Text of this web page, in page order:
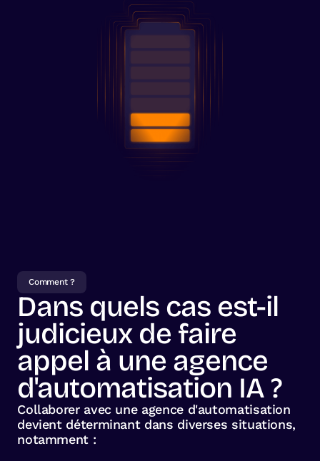
Comment ?
Dans quels cas est-il
judicieux de faire
appel à une agence
d'automatisation IA ?
Collaborer avec une agence d'automatisation
devient déterminant dans diverses situations,
notamment :